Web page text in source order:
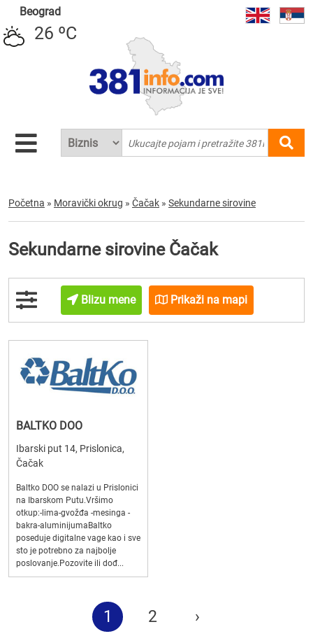
Beograd
26 ºC
Početna » Moravički okrug » Čačak » Sekundarne sirovine
Sekundarne sirovine Čačak
Blizu mene Prikaži na mapi
BALTKO DOO
Ibarski put 14, Prislonica,
Čačak
Baltko DOO se nalazi u Prislonici
na Ibarskom Putu.Vršimo
otkup:-lima-gvožđa -mesinga -
bakra-aluminijumaBaltko
poseduje digitalne vage kao i sve
sto je potrebno za najbolje
poslovanje.Pozovite ili dođ...
1 2 ›